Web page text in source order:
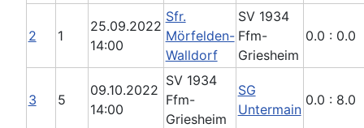
2 1
25.09.2022
14:00
Sfr.
Mörfelden-
Walldorf
SV 1934
Ffm-
Griesheim
0.0 : 0.0
3 5
09.10.2022
14:00
SV 1934
Ffm-
Griesheim
SG
Untermain
0.0 : 8.0